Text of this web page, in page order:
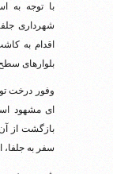
با توجه به
شهرداری
اقدام به
بلوارهای
وفور درخت
ای مشهود
بازگشت از
سفر به جلفا،